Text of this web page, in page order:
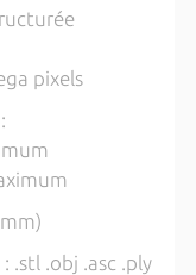
pixels
.stl .obj .asc .ply